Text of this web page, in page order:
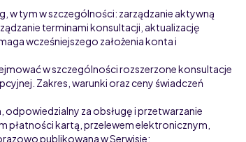
w tym w szczególności: zarządzanie aktywną
terminami konsultacji, aktualizację
wcześniejszego założenia konta i
w szczególności rozszerzone konsultacje
Zakres, warunki oraz ceny świadczeń
odpowiedzialny za obsługę i przetwarzanie
płatności kartą, przelewem elektronicznym,
publikowana w Serwisie;